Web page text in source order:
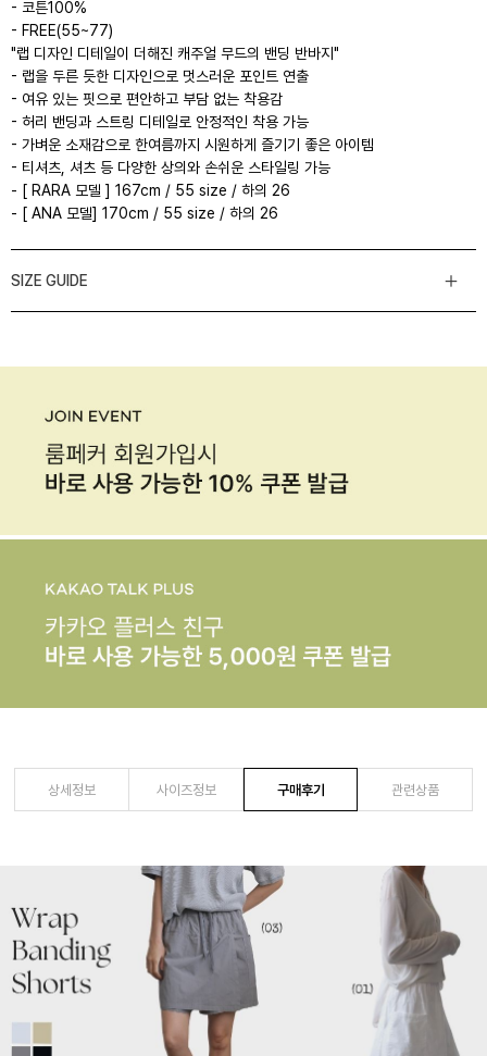
- 코튼100%
- FREE(55~77)
"랩 디자인 디테일이 더해진 캐주얼 무드의 밴딩 반바지"
- 랩을 두른 듯한 디자인으로 멋스러운 포인트 연출
- 여유 있는 핏으로 편안하고 부담 없는 착용감
- 허리 밴딩과 스트링 디테일로 안정적인 착용 가능
- 가벼운 소재감으로 한여름까지 시원하게 즐기기 좋은 아이템
- 티셔츠, 셔츠 등 다양한 상의와 손쉬운 스타일링 가능
- [ RARA 모델 ] 167cm / 55 size / 하의 26
- [ ANA 모델] 170cm / 55 size / 하의 26
SIZE GUIDE
상세정보 사이즈정보 구매후기 관련상품